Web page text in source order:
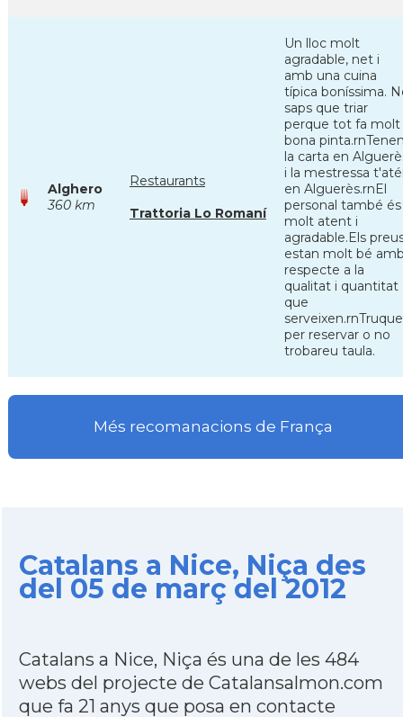
Alghero
360 km
Restaurants
Trattoria Lo Romaní
Un lloc molt
agradable, net i
amb una cuina
típica boníssima.
saps que triar
perque tot fa molt
bona
la carta en
i la mestressa
en Alguerès.rnEl
personal també és
molt atent i
agradable.Els
estan molt bé
respecte a la
qualitat i quantitat
que
per reservar o no
trobareu taula.
Més recomanacions de França
Catalans a Nice, Niça des
del 05 de març del 2012
Catalans a Nice, Niça és una de les 484
webs del projecte de Catalansalmon.com
que fa 21 anys que posa en contacte